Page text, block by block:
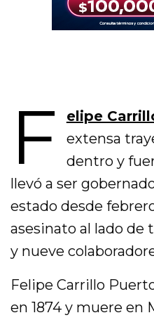
F elipe
extensa
dentro y
llevó a ser
estado desde
asesinato al lado de
y nueve
Felipe Carrillo
en 1874 y muere en